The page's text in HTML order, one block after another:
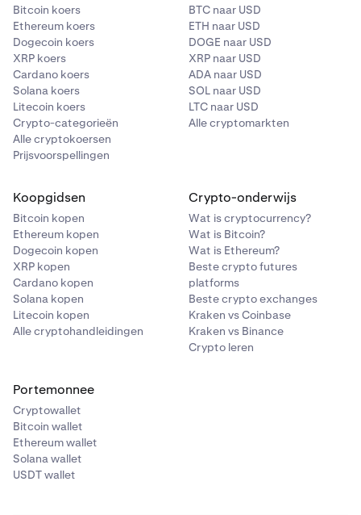
Bitcoin koers
Ethereum koers
Dogecoin koers
XRP koers
Cardano koers
Solana koers
Litecoin koers
Crypto-categorieën
Alle cryptokoersen
Prijsvoorspellingen
BTC naar USD
ETH naar USD
DOGE naar USD
XRP naar USD
ADA naar USD
SOL naar USD
LTC naar USD
Alle cryptomarkten
Koopgidsen
Bitcoin kopen
Ethereum kopen
Dogecoin kopen
XRP kopen
Cardano kopen
Solana kopen
Litecoin kopen
Alle cryptohandleidingen
Crypto-onderwijs
Wat is cryptocurrency?
Wat is Bitcoin?
Wat is Ethereum?
Beste crypto futures
platforms
Beste crypto exchanges
Kraken vs Coinbase
Kraken vs Binance
Crypto leren
Portemonnee
Cryptowallet
Bitcoin wallet
Ethereum wallet
Solana wallet
USDT wallet